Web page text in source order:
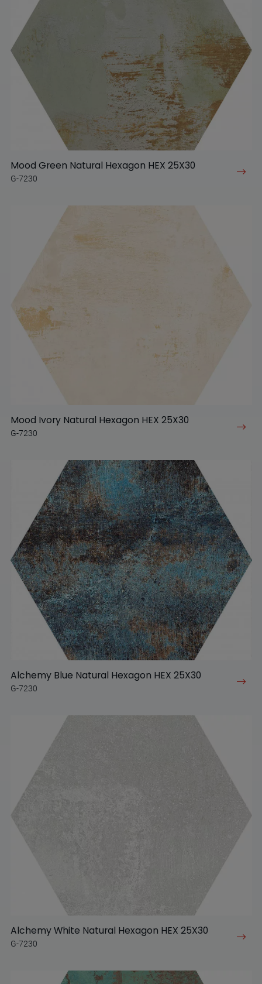
Mood Green Natural Hexagon HEX 25X30
G-7230
Mood Ivory Natural Hexagon HEX 25X30
G-7230
Alchemy Blue Natural Hexagon HEX 25X30
G-7230
Alchemy White Natural Hexagon HEX 25X30
G-7230